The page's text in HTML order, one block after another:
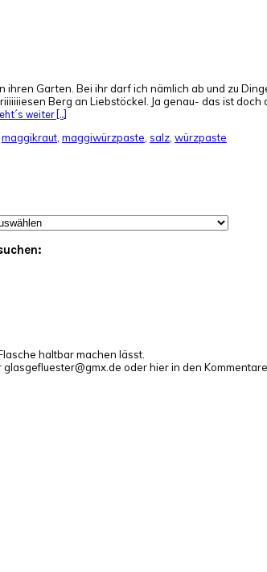
Garten. Bei ihr darf ich nämlich ab und zu
Berg an Liebstöckel. Ja genau- das ist
weiter [...]
maggikraut maggiwürzpaste salz würzpaste
haltbar machen lässt.
oder hier in den